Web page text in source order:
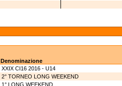
Denominazione
XXIX CI16 2016 - U14
2° TORNEO LONG WEEKEND
1° LONG WEEKEND